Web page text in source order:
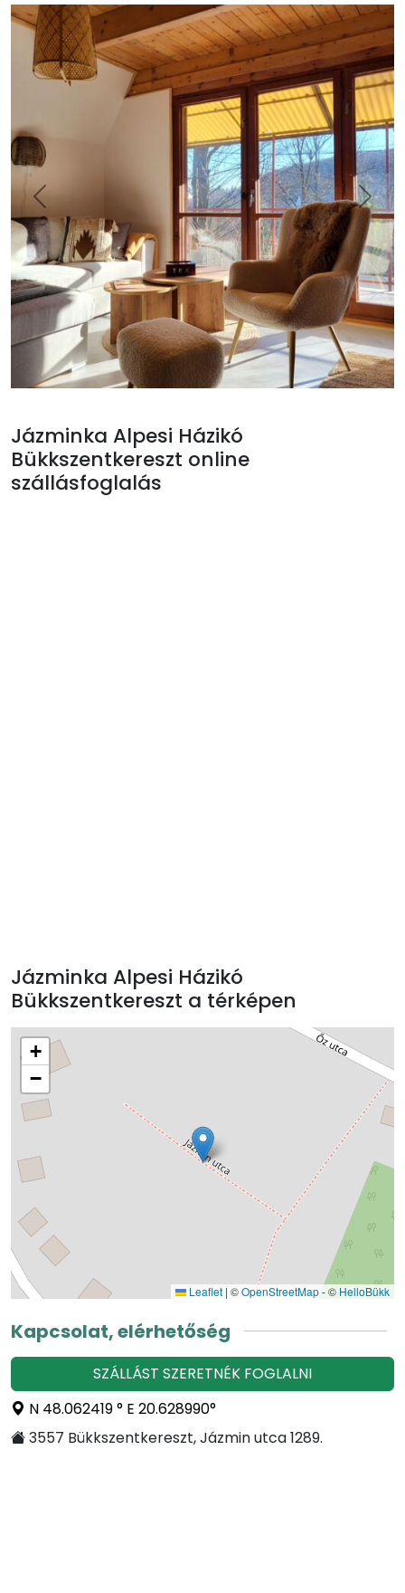
Jázminka Alpesi Házikó
Bükkszentkereszt online
szállásfoglalás
Jázminka Alpesi Házikó
Bükkszentkereszt a térképen
+
−
Leaflet | ©OpenStreetMap- © HelloBükk
Kapcsolat, elérhetőség
SZÁLLÁST SZERETNÉK FOGLALNI
N 48.062419 ° E 20.628990°
3557 Bükkszentkereszt, Jázmin utca 1289.